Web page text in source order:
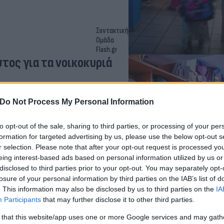
Do Not Process My Personal Information
opt-out of the sale, sharing to third parties, or processing of your
for targeted advertising by us, please use the below opt-out
selection. Please note that after your opt-out request is processed
interest-based ads based on personal information utilized by us
to third parties prior to your opt-out. You may separately
of your personal information by third parties on the IAB’s list of
This information may also be disclosed by us to third parties on the
Participants that may further disclose it to other third parties.
that this website/app uses one or more Google services and may
Συντακτική
Ομάδα
Flash.gr
για τα νοικοκυριά
τους μαθητές, αλλά και
Συντακτική
Ομάδα
Flash.gr
τις ελληνικές